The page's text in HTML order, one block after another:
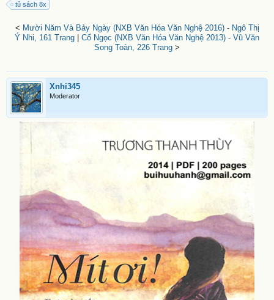
tủ sách 8x
< Mười Năm Và Bảy Ngày (NXB Văn Hóa Văn Nghệ 2016) - Ngô Thị
Ý Nhi, 161 Trang
Cổ Ngọc (NXB Văn Hóa Văn Nghệ 2013) - Vũ Văn
Song Toàn, 226 Trang >
Xnhi345
Moderator